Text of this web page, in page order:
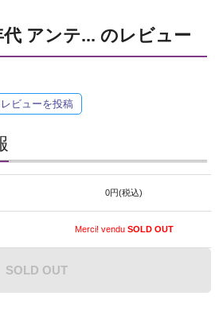
アンテ... のレビュー
レビューを投稿
0円(税込)
Merci! venduSOLD OUT
SOLD OUT